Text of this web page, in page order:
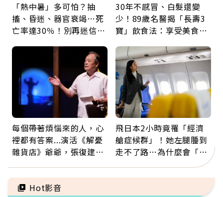
「熱中暑」多可怕？抽
搐、昏迷、器官衰竭…死
亡率達30％！別再迷信
5招才能真救命
30年不感冒、白髮還變
少！89歲名醫揭「長壽3
寶」飲食法：享受美食不
每個帶著煩惱來的人，心
裡都有答案...演活《解憂
雜貨店》爺爺，張復建：
善待自己
飛日本2小時竟罹「經濟
艙症候群」！她左腿腫到
走不了路…為什麼會「靜
脈血栓」？醫示警7種人
注意
Hot影音